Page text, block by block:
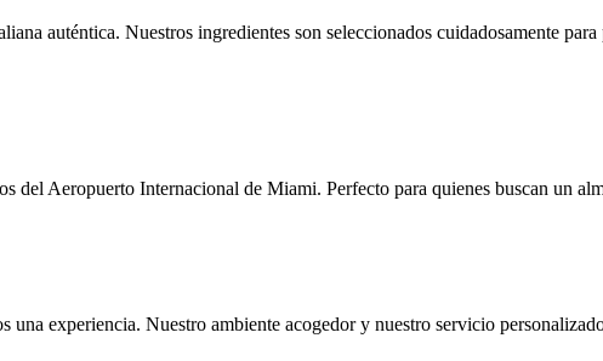
auténtica. Nuestros ingredientes son seleccionados cuidadosamente
del Aeropuerto Internacional de Miami. Perfecto para quienes buscan un
experiencia. Nuestro ambiente acogedor y nuestro servicio